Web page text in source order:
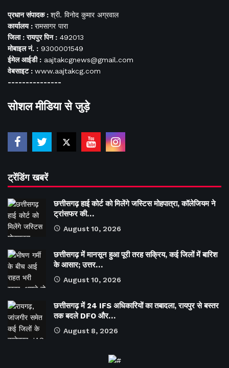
प्रधान संपादक : श्री. विनोद कुमार अग्रवाल
कार्यालय : रामसागर पारा
जिला : रायपुर पिन : 492013
मोबाइल नं. : 9300001549
ईमेल आईडी : aajtakcgnews@gmail.com
वेबसाइट : www.aajtakcg.com
---------------
सोशल मीडिया से जुड़े
ट्रेंडिंग खबरें
छत्तीसगढ़ हाई कोर्ट को मिलेंगे जस्टिस मोहपात्रा, कॉलेजियम ने
ट्रांसफर की…
August 10, 2026
छत्तीसगढ़ में मानसून हुआ पूरी तरह सक्रिय, कई जिलों में बारिश
के आसार; उत्तर…
August 10, 2026
छत्तीसगढ़ में 24 IFS अधिकारियों का तबादला, रायपुर से बस्तर
तक बदले DFO और…
August 8, 2026